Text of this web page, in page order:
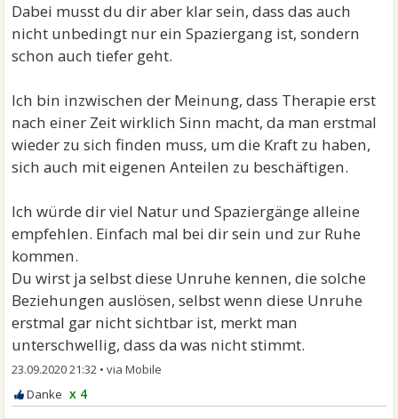
Dabei musst du dir aber klar sein, dass das auch
nicht unbedingt nur ein Spaziergang ist, sondern
schon auch tiefer geht.
Ich bin inzwischen der Meinung, dass Therapie erst
nach einer Zeit wirklich Sinn macht, da man erstmal
wieder zu sich finden muss, um die Kraft zu haben,
sich auch mit eigenen Anteilen zu beschäftigen.
Ich würde dir viel Natur und Spaziergänge alleine
empfehlen. Einfach mal bei dir sein und zur Ruhe
kommen.
Du wirst ja selbst diese Unruhe kennen, die solche
Beziehungen auslösen, selbst wenn diese Unruhe
erstmal gar nicht sichtbar ist, merkt man
unterschwellig, dass da was nicht stimmt.
23.09.2020 21:32 •
x 4